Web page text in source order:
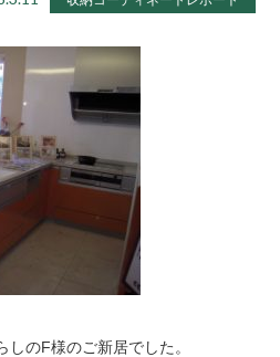
のF様のご新居でした。